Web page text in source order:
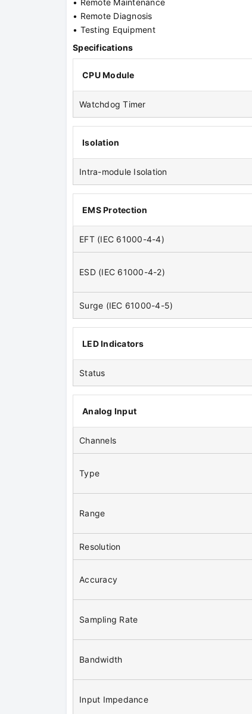
• Remote Maintenance
• Remote Diagnosis
• Testing Equipment
Specifications
CPU Module
Watchdog Timer
Isolation
Intra-module Isolation
EMS Protection
EFT (IEC 61000-4-4)
ESD (IEC 61000-4-2)
Surge (IEC 61000-4-5)
LED Indicators
Status
Analog Input
Channels
Type
Range
Resolution
Accuracy
Sampling Rate
Bandwidth
Input Impedance